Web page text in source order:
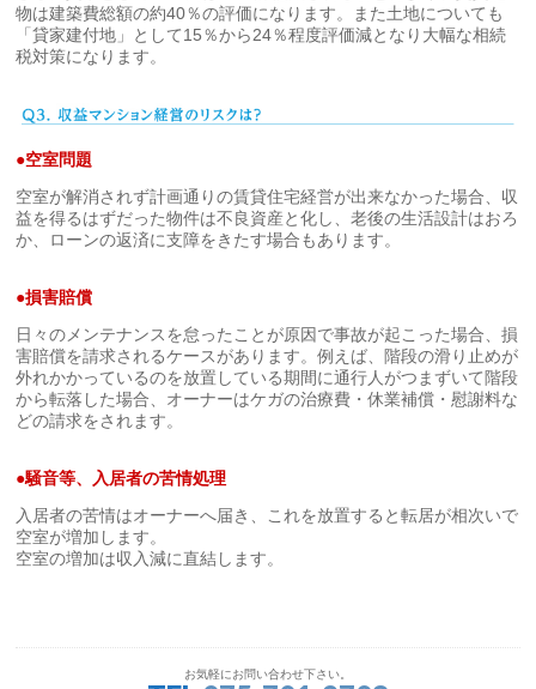
物は建築費総額の約40％の評価になります。また土地についても
「貸家建付地」として15％から24％程度評価減となり大幅な相続
税対策になります。
●空室問題
空室が解消されず計画通りの賃貸住宅経営が出来なかった場合、収
益を得るはずだった物件は不良資産と化し、老後の生活設計はおろ
か、ローンの返済に支障をきたす場合もあります。
●損害賠償
日々のメンテナンスを怠ったことが原因で事故が起こった場合、損
害賠償を請求されるケースがあります。例えば、階段の滑り止めが
外れかかっているのを放置している期間に通行人がつまずいて階段
から転落した場合、オーナーはケガの治療費・休業補償・慰謝料な
どの請求をされます。
●騒音等、入居者の苦情処理
入居者の苦情はオーナーへ届き、これを放置すると転居が相次いで
空室が増加します。
空室の増加は収入減に直結します。
お気軽にお問い合わせ下さい。